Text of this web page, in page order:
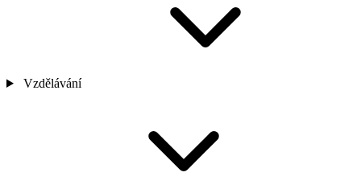
Vzdělávání